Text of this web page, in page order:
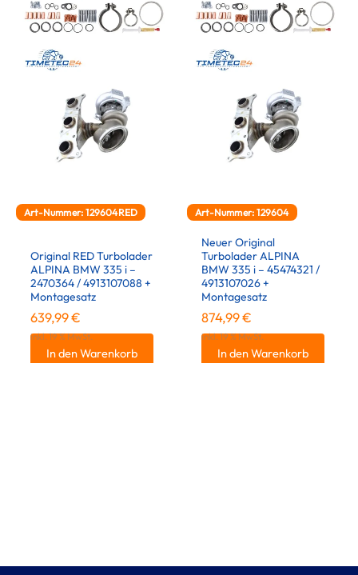
Art-Nummer: 129604RED
Original RED Turbolader
ALPINA BMW 335 i –
2470364 / 4913107088 +
Montagesatz
639,99€
inkl. 19 % MwSt.
In den Warenkorb
Art-Nummer: 129604
Neuer Original
Turbolader ALPINA
BMW 335 i – 45474321 /
4913107026 +
Montagesatz
874,99€
inkl. 19 % MwSt.
In den Warenkorb